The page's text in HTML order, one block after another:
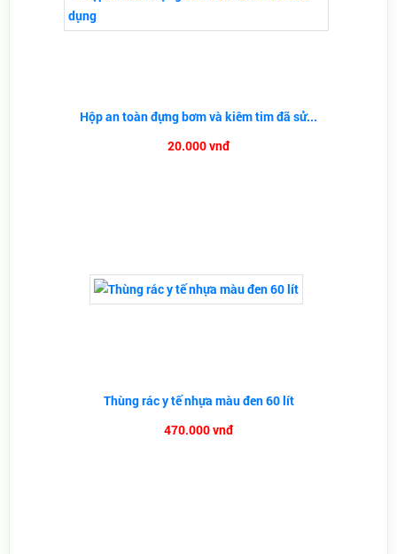
Hộp an toàn đựng bơm và kiêm tim đã sử...
20.000 vnđ
Thùng rác y tế nhựa màu đen 60 lít
470.000 vnđ